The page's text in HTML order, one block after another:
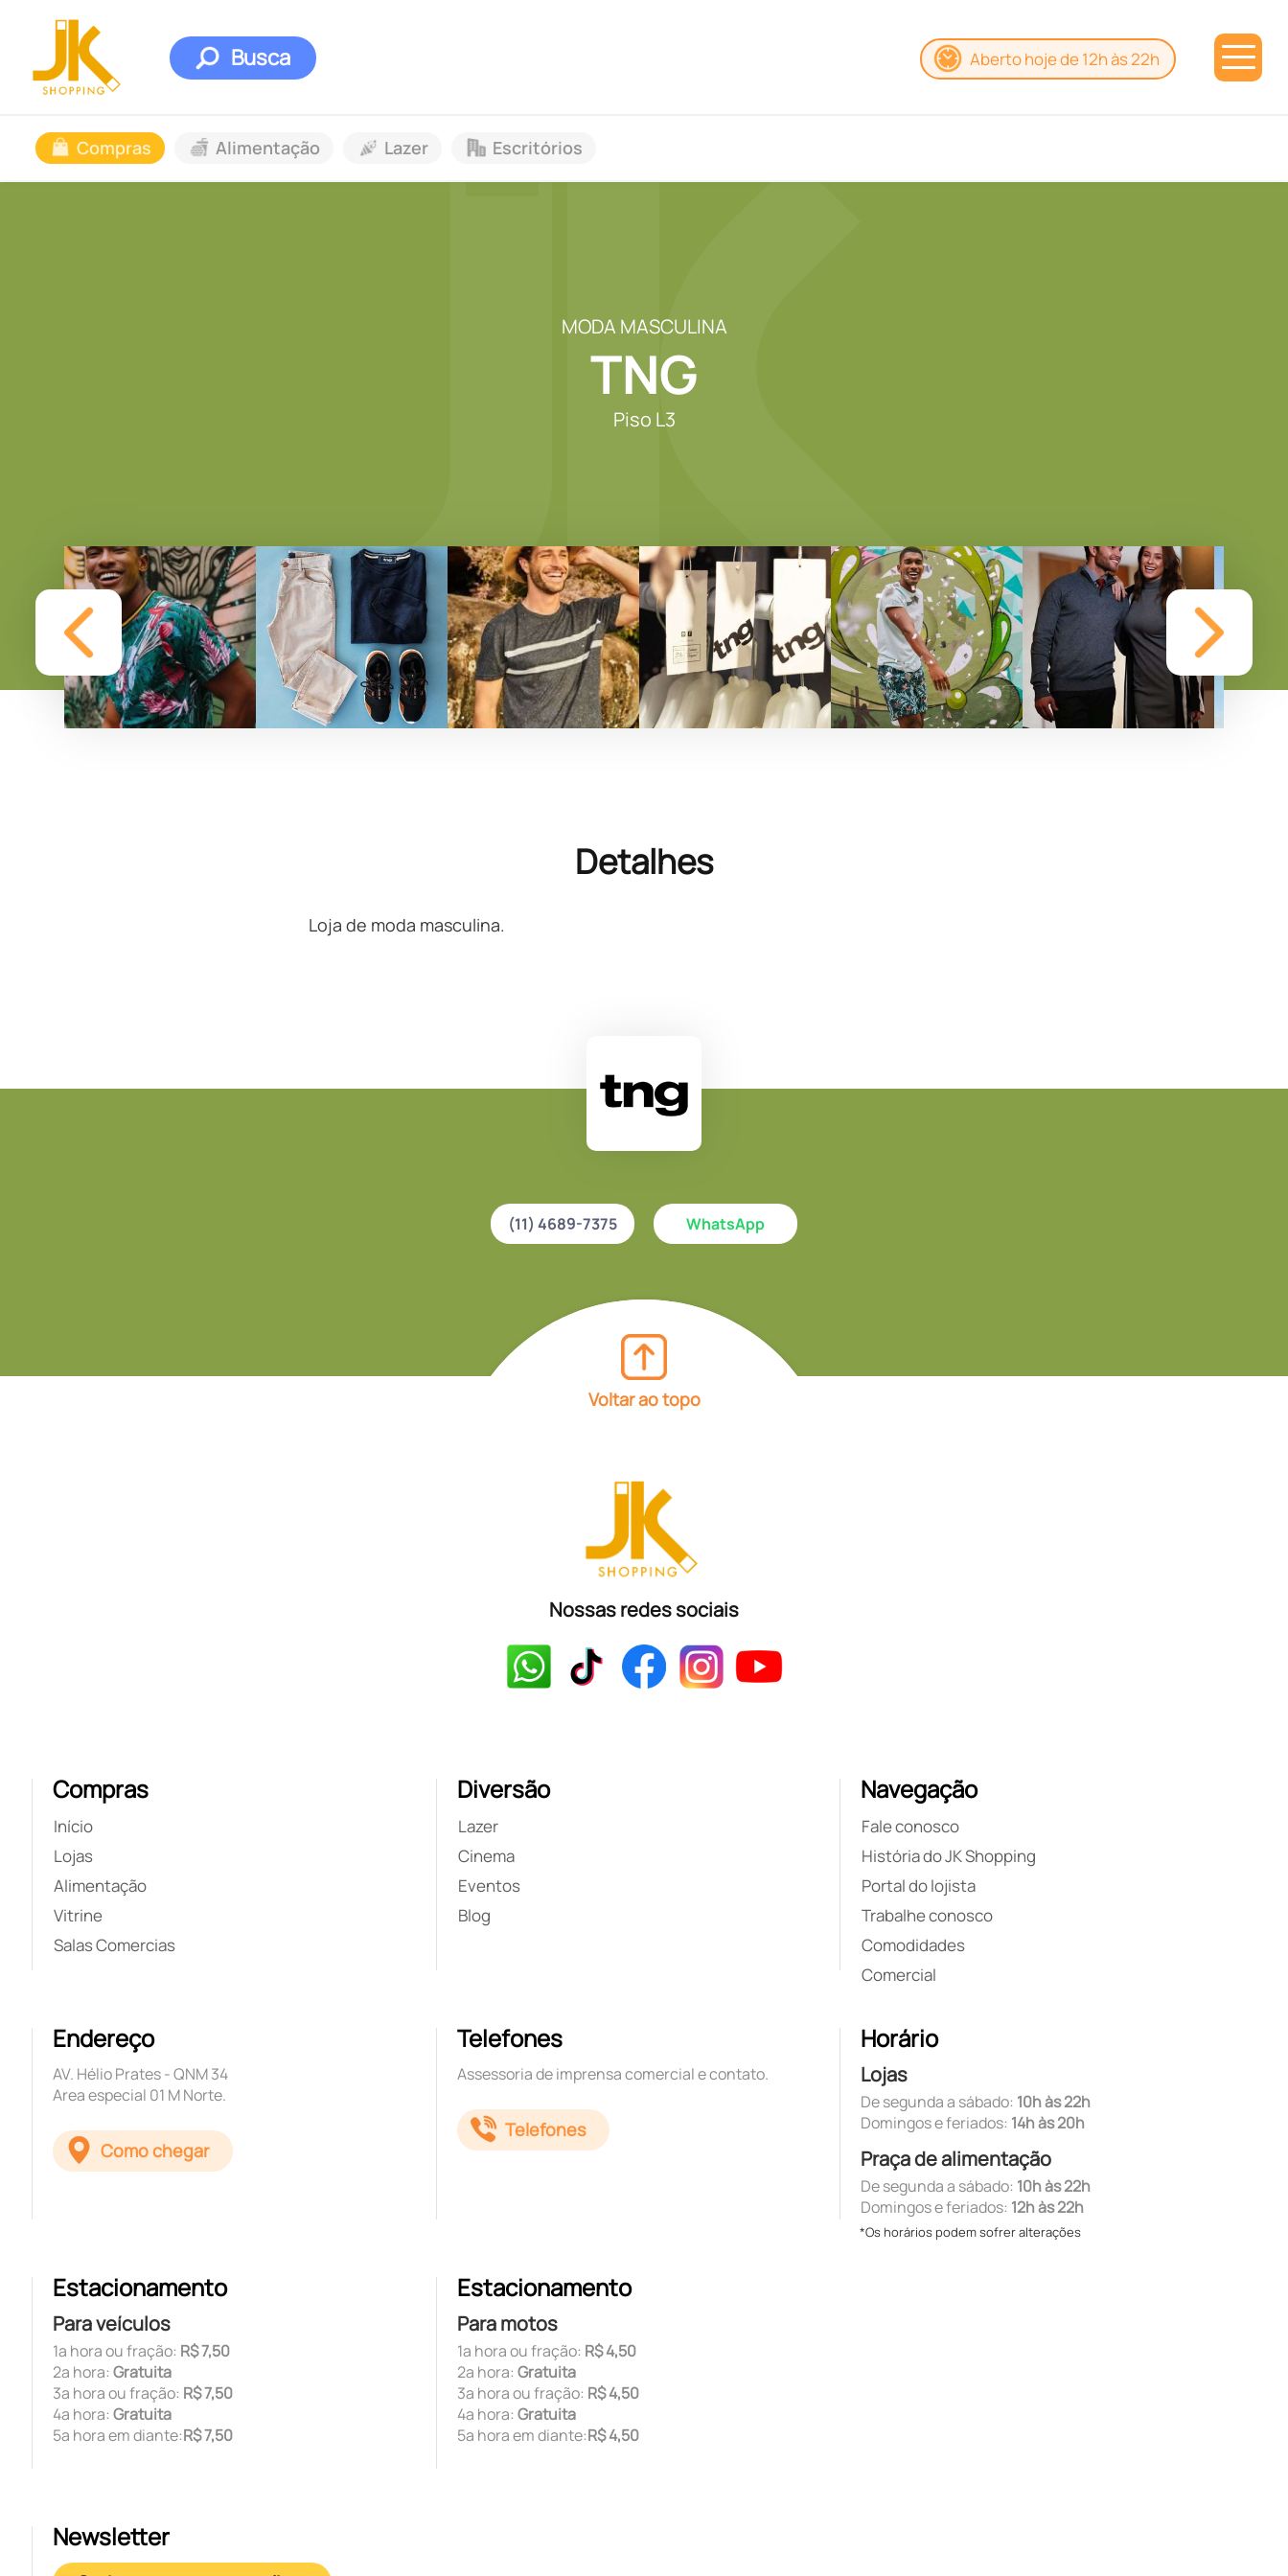
Busca Aberto hoje de 12h às 22h
Compras Alimentação Lazer Escritórios
MODA MASCULINA
TNG
Piso L3
Detalhes
Loja de moda masculina.
(11) 4689-7375 WhatsApp
Voltar ao topo
Nossas redes sociais
Compras
Início
Lojas
Alimentação
Vitrine
Salas Comercias
Diversão
Lazer
Cinema
Eventos
Blog
Navegação
Fale conosco
História do JK Shopping
Portal do lojista
Trabalhe conosco
Comodidades
Comercial
Endereço
AV. Hélio Prates - QNM 34
Area especial 01 M Norte.
Como chegar
Telefones
Assessoria de imprensa comercial e contato.
Telefones
Horário
Lojas
De segunda a sábado: 10h às 22h
Domingos e feriados: 14h às 20h
Praça de alimentação
De segunda a sábado: 10h às 22h
Domingos e feriados: 12h às 22h
*Os horários podem sofrer alterações
Estacionamento
Para veículos
1ª hora ou fração: R$ 7,50
2ª hora:Gratuita
3ª hora ou fração: R$ 7,50
4ª hora:Gratuita
5ª hora em diante:R$ 7,50
Estacionamento
Para motos
1ª hora ou fração: R$ 4,50
2ª hora: Gratuita
3ª hora ou fração: R$ 4,50
4ª hora: Gratuita
5ª hora em diante:R$ 4,50
Newsletter